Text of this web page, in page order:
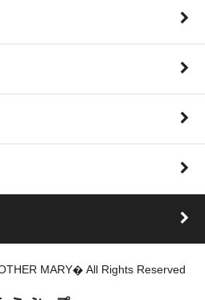
MARY� All Rights Reserved